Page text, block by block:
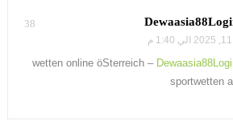
38
wetten online öSterreich –
sportwetten